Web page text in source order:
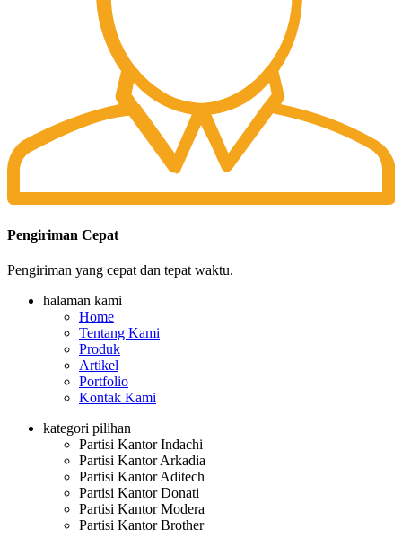
Pengiriman Cepat
Pengiriman yang cepat dan tepat waktu.
halaman kami
Home
Tentang Kami
Produk
Artikel
Portfolio
Kontak Kami
kategori pilihan
Partisi Kantor Indachi
Partisi Kantor Arkadia
Partisi Kantor Aditech
Partisi Kantor Donati
Partisi Kantor Modera
Partisi Kantor Brother